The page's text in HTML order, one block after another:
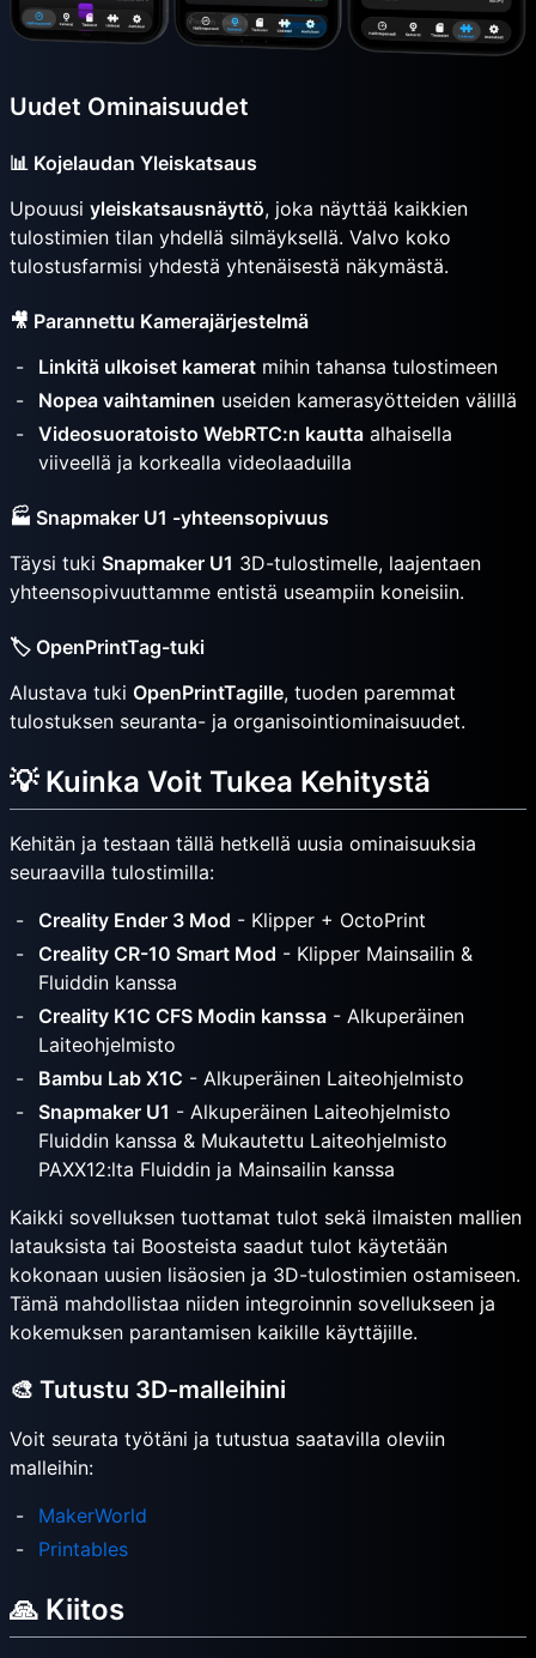
Uudet Ominaisuudet
📊 Kojelaudan Yleiskatsaus
Upouusi yleiskatsausnäyttö, joka näyttää kaikkien
tulostimien tilan yhdellä silmäyksellä. Valvo koko
tulostusfarmisi yhdestä yhtenäisestä näkymästä.
🎥 Parannettu Kamerajärjestelmä
Linkitä ulkoiset kamerat mihin tahansa tulostimeen
Nopea vaihtaminen useiden kamerasyötteiden välillä
Videosuoratoisto WebRTC:n kautta alhaisella
viiveellä ja korkealla videolaaduilla
🏭 Snapmaker U1 -yhteensopivuus
Täysi tuki Snapmaker U1 3D-tulostimelle, laajentaen
yhteensopivuuttamme entistä useampiin koneisiin.
🏷️ OpenPrintTag-tuki
Alustava tuki OpenPrintTagille, tuoden paremmat
tulostuksen seuranta- ja organisointiominaisuudet.
💡 Kuinka Voit Tukea Kehitystä
Kehitän ja testaan tällä hetkellä uusia ominaisuuksia
seuraavilla tulostimilla:
Creality Ender 3 Mod - Klipper + OctoPrint
Creality CR-10 Smart Mod - Klipper Mainsailin &
Fluiddin kanssa
Creality K1C CFS Modin kanssa - Alkuperäinen
Laiteohjelmisto
Bambu Lab X1C - Alkuperäinen Laiteohjelmisto
Snapmaker U1 - Alkuperäinen Laiteohjelmisto
Fluiddin kanssa & Mukautettu Laiteohjelmisto
PAXX12:lta Fluiddin ja Mainsailin kanssa
Kaikki sovelluksen tuottamat tulot sekä ilmaisten mallien
latauksista tai Boosteista saadut tulot käytetään
kokonaan uusien lisäosien ja 3D-tulostimien ostamiseen.
Tämä mahdollistaa niiden integroinnin sovellukseen ja
kokemuksen parantamisen kaikille käyttäjille.
🎨 Tutustu 3D-malleihini
Voit seurata työtäni ja tutustua saatavilla oleviin
malleihin:
MakerWorld
Printables
🙏 Kiitos